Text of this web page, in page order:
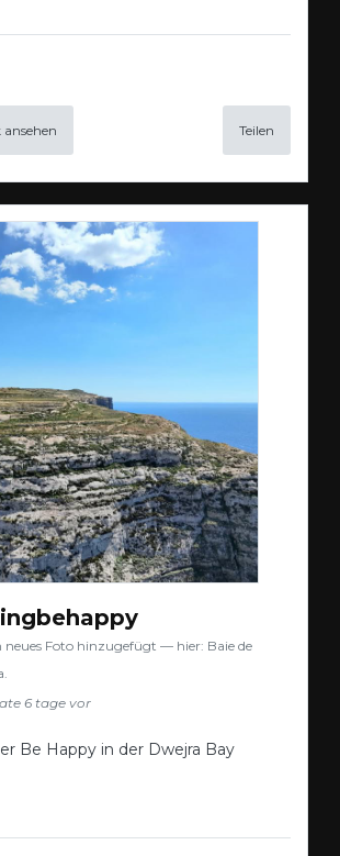
Teilen
neues Foto hinzugefügt — hier: Baie de
6 tage vor
Be Happy in der Dwejra Bay